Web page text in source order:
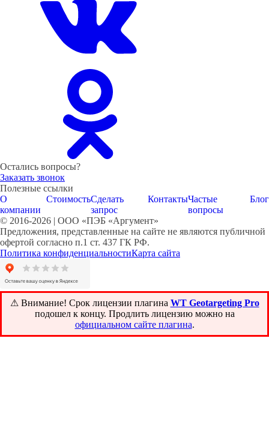
Остались вопросы?
Заказать звонок
Полезные ссылки
О
компании
СтоимостьСделать
запрос
КонтактыЧастые
вопросы
Блог
© 2016-2026 | ООО «ПЭБ «Аргумент»
Предложения, представленные на сайте не являются публичной
офертой согласно п.1 ст. 437 ГК РФ.
Политика конфиденциальностиКарта сайта
⚠ Внимание! ️Срок лицензии плагина WT Geotargeting Pro
подошел к концу. Продлить лицензию можно на
официальном сайте плагина.